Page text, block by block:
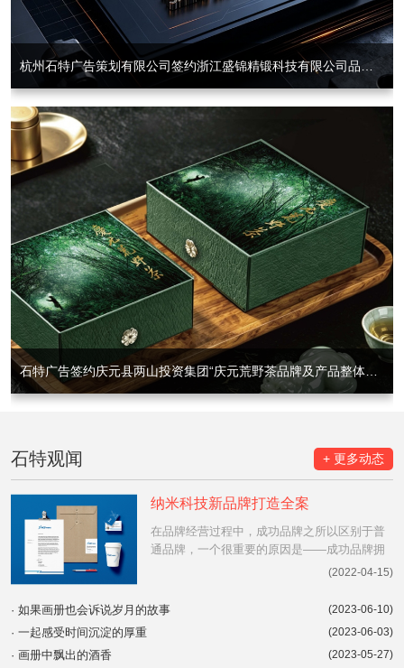
杭州石特广告策划有限公司签约浙江盛锦精锻科技有限公司品牌形象Logo设计及宣传画册策划、拍摄、设计项目
石特广告签约庆元县两山投资集团“庆元荒野茶品牌及产品整体打造”项目，以品牌赋能生态产业价值跃升
石特观闻 + 更多动态
纳米科技新品牌打造全案
在品牌经营过程中，成功品牌之所以区别于普
通品牌，一个很重要的原因是——成功品牌拥
有家喻户晓的知名度，消费者能在第一时间回
性与价值，与消费者身份、品味相符。
(2022-04-15)
· 如果画册也会诉说岁月的故事 (2023-06-10)
· 一起感受时间沉淀的厚重 (2023-06-03)
· 画册中飘出的酒香 (2023-05-27)